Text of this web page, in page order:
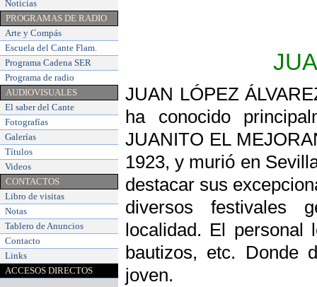
Noticias
PROGRAMAS DE RADIO
Arte y Compás
Escuela del Cante Flam.
Programa Cadena SER
Programa de radio
AUDIOVISUALES
El saber del Cante
Fotografías
Galerías
Títulos
Videos
CONTACTOS
Libro de visitas
Notas
Tablero de Anuncios
Contacto
Links
ACCESOS DIRECTOS
JUAN LÓPEZ
ha conocido
JUANITO EL
1923, y murió en
destacar sus
diversos festivales
localidad. El personal
bautizos, etc. Donde
joven.